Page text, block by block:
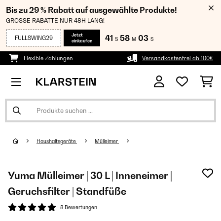
Bis zu 29 % Rabatt auf ausgewählte Produkte!
GROSSE RABATTE NUR 48H LANG!
FULLSWING29
Jetzt
einkaufen
41 S 58 M 03 S
Flexible Zahlungen Versandkostenfrei ab 100€
Haushaltsgeräte Mülleimer
Yuma Mülleimer | 30 L | Inneneimer |
Geruchsfilter | Standfüße
8 Bewertungen